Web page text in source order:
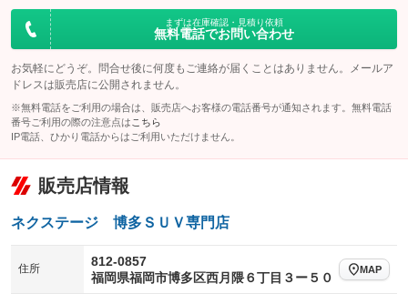
まずは在庫確認・見積り依頼
無料電話でお問い合わせ
お気軽にどうぞ。問合せ後に何度もご連絡が届くことはありません。メールア
ドレスは販売店に公開されません。
※無料電話をご利用の場合は、販売店へお客様の電話番号が通知されます。無料電話
番号ご利用の際の注意点は こちら
IP電話、ひかり電話からはご利用いただけません。
販売店情報
ネクステージ 博多ＳＵＶ専門店
住所
812-0857
福岡県福岡市博多区西月隈６丁目３ー５０
MAP